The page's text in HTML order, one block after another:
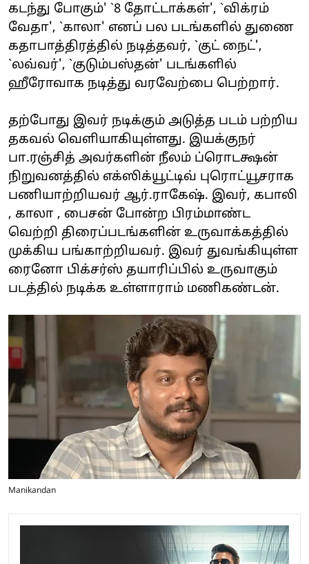
கடந்து போகும்' `8 தோட்டாக்கள்', `விக்ரம்
வேதா', `காலா' எனப் பல படங்களில் துணை
கதாபாத்திரத்தில் நடித்தவர், `குட் நைட்',
`லவ்வர்', `குடும்பஸ்தன்' படங்களில்
ஹீரோவாக நடித்து வரவேற்பை பெற்றார்.
தற்போது இவர் நடிக்கும் அடுத்த படம் பற்றிய
தகவல் வெளியாகியுள்ளது. இயக்குநர்
பா.ரஞ்சித் அவர்களின் நீலம் ப்ரொடக்ஷன்
நிறுவனத்தில் எக்ஸிக்யூட்டிவ் புரொட்யூசராக
பணியாற்றியவர் ஆர்.ராகேஷ். இவர், கபாலி
, காலா , பைசன் போன்ற பிரம்மாண்ட
வெற்றி திரைப்படங்களின் உருவாக்கத்தில்
முக்கிய பங்காற்றியவர். இவர் துவங்கியுள்ள
ரைனோ பிக்சர்ஸ் தயாரிப்பில் உருவாகும்
படத்தில் நடிக்க உள்ளாராம் மணிகண்டன்.
Manikandan